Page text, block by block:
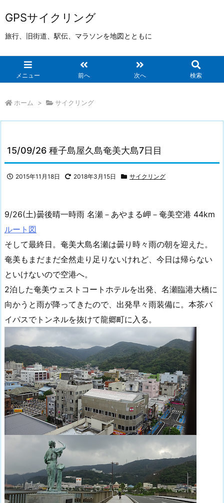
GPSサイクリング
旅行、旧街道、駅伝、マラソンを地図とともに
メニュー 前へ 次へ 検索
ホーム > サイクリング
15/09/26 種子島屋久島奄美大島7日目
2015年11月18日 2018年3月15日 サイクリング
9/26(土)曇後晴一時雨 名瀬－あやまる岬－奄美空港 44km
ルート図
そして最終日。奄美大島名瀬は曇り時々雨の朝を迎えた。
奄美もまだまだ全然走り足りないけれど、今日は帰らない
といけないので空港へ。
2泊した奄美ウェストコートホテルを出発、名瀬臨港大橋に
向かうと雨が降ってきたので、出発早々雨装備に。本茶バ
イパスでトンネルを抜けて龍郷町に入る。